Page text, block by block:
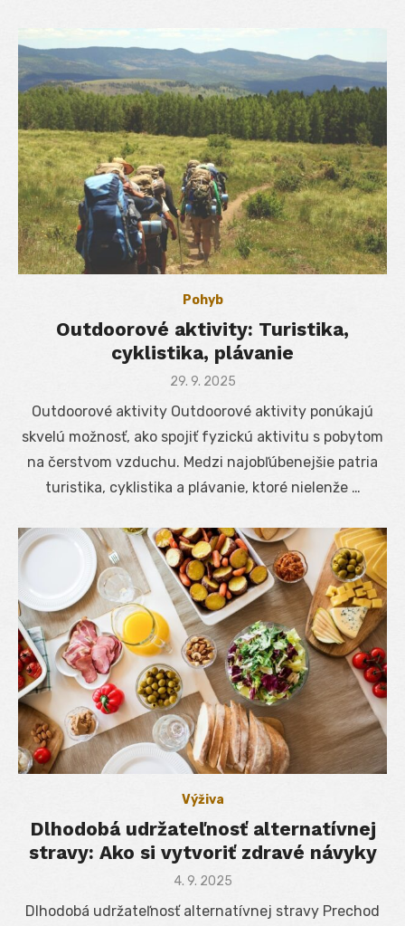
Pohyb
Outdoorové aktivity: Turistika,
cyklistika, plávanie
Posted
29. 9. 2025
Outdoorové aktivity Outdoorové aktivity ponúkajú
skvelú možnosť, ako spojiť fyzickú aktivitu s pobytom
na čerstvom vzduchu. Medzi najobľúbenejšie patria
turistika, cyklistika a plávanie, ktoré nielenže …
Výživa
Dlhodobá udržateľnosť alternatívnej
stravy: Ako si vytvoriť zdravé návyky
Posted
4. 9. 2025
Dlhodobá udržateľnosť alternatívnej stravy Prechod